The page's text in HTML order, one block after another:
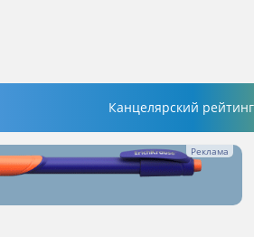
Канцелярский